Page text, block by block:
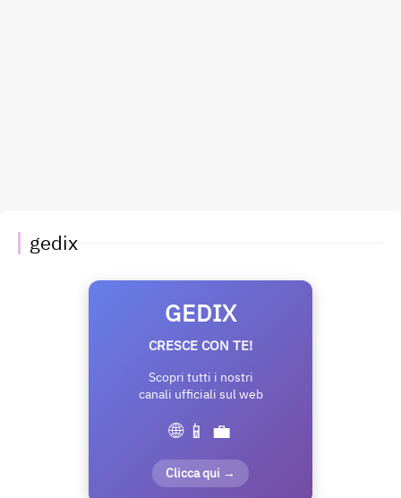
gedix
GEDIX
CRESCE CON TE!
Scopri tutti i nostri
canali ufficiali sul web
🌐 📱 💼
Clicca qui →